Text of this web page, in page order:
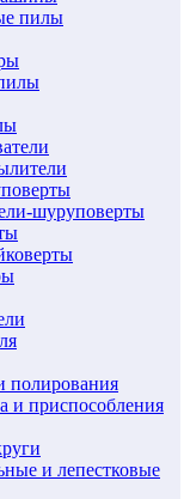
пилы
шуруповерты
полирования
и приспособления
и лепестковые